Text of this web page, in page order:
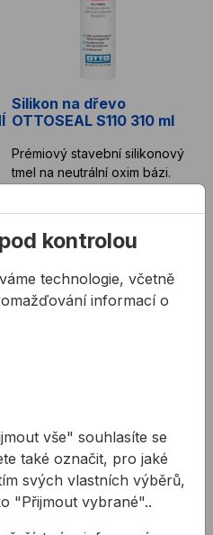
Silikon na dřevo
OTTOSEAL S110 310 ml
Prémiový stavební silikonový
tmel na neutrální oxim bázi.
plísním. Tmel se v ...
od 246,61 Kč
Na skladě
plus-5X
Dvousložkové PU
lepidlo na AL
kontrolou
technologie, včetně
informací o
vše" souhlasíte se
také označit, pro jaké
svých vlastních výběrů,
"Přijmout vybrané"..